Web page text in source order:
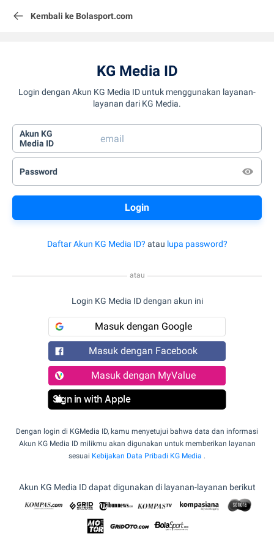
Kembali ke Bolasport.com
KG Media ID
Login dengan Akun KG Media ID untuk menggunakan layanan-
layanan dari KG Media.
Akun KG
Media ID
Password
Daftar Akun KG Media ID? atau lupa password?
atau
Login KG Media ID dengan akun ini
Masuk dengan Google
Masuk dengan Facebook
Masuk dengan MyValue
Sign in with Apple
Dengan login di KGMedia ID, kamu menyetujui bahwa data dan informasi
Akun KG Media ID milikmu akan digunakan untuk memberikan layanan
sesuai Kebijakan Data Pribadi KG Media .
Akun KG Media ID dapat digunakan di layanan-layanan berikut